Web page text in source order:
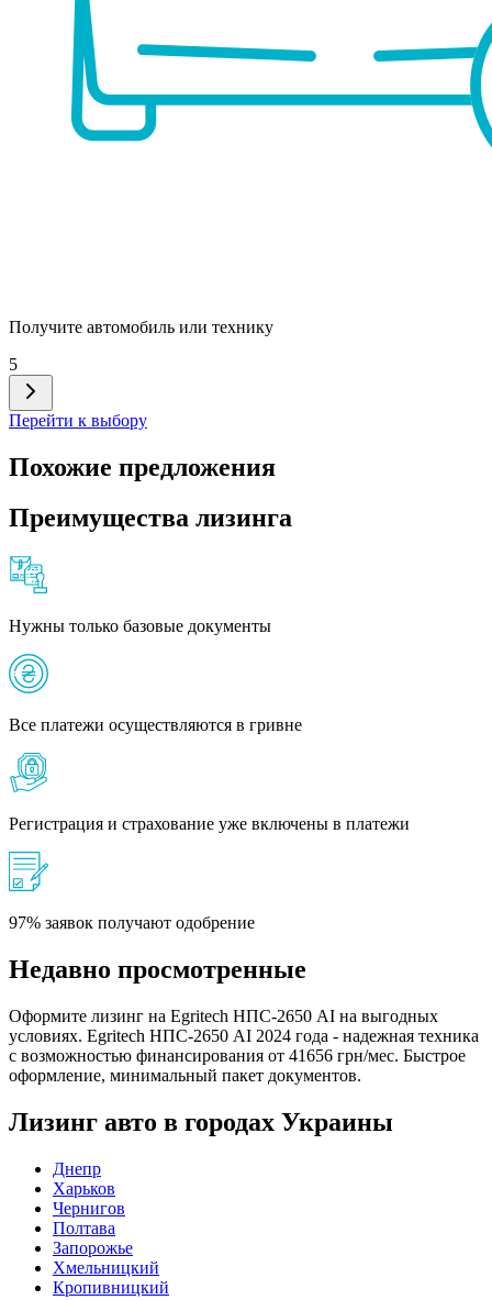
Получите автомобиль или технику
5
Перейти к выбору
Похожие предложения
Преимущества лизинга
Нужны только базовые документы
Все платежи осуществляются в гривне
Регистрация и страхование уже включены в платежи
97% заявок получают одобрение
Недавно просмотренные
Оформите лизинг на Egritech НПС-2650 АІ на выгодных
условиях. Egritech НПС-2650 АІ 2024 года - надежная техника
с возможностью финансирования от 41656 грн/мес. Быстрое
оформление, минимальный пакет документов.
Лизинг авто в городах Украины
Днепр
Харьков
Чернигов
Полтава
Запорожье
Хмельницкий
Кропивницкий